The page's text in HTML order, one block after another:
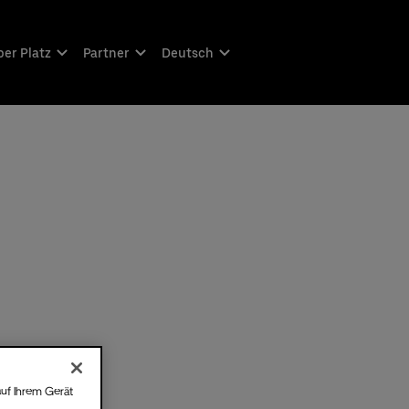
Platz Partner Deutsch
Ihrem Gerät